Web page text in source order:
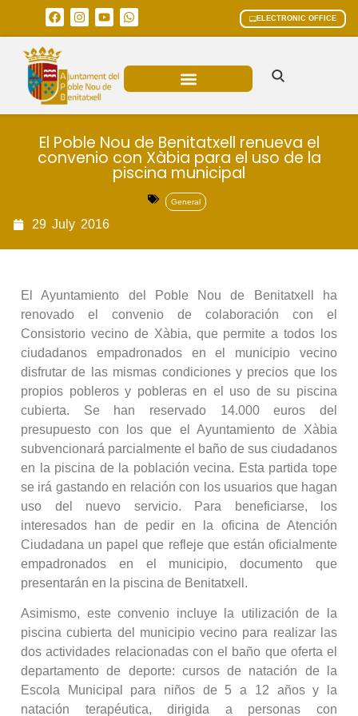
ELECTRONIC OFFICE
El Poble Nou de Benitatxell renueva el
convenio con Xàbia para el uso de la
piscina municipal
General
29 July 2016
El Ayuntamiento del Poble Nou de Benitatxell ha
renovado el convenio de colaboración con el
Consistorio vecino de Xàbia, que permite a todos los
ciudadanos empadronados en el municipio vecino
disfrutar de las mismas condiciones y precios que los
propios pobleros y pobleras en el uso de su piscina
cubierta. Se han reservado 14.000 euros del
presupuesto con los que el Ayuntamiento de Xàbia
subvencionará parcialmente el baño de sus ciudadanos
en la piscina de la población vecina. Esta partida tope
se irá gastando en relación con los usuarios que hagan
uso del nuevo servicio. Para beneficiarse, los
interesados han de pedir en la oficina de Atención
Ciudadana un papel que refleje que están oficialmente
empadronados en el municipio, documento que
presentarán en la piscina de Benitatxell.
Asimismo, este convenio incluye la utilización de la
piscina cubierta del municipio vecino para realizar las
dos actividades relacionadas con el baño que oferta el
departamento de deporte: cursos de natación de la
Escola Municipal para niños de 5 a 12 años y la
natación terapéutica, dirigida a personas con